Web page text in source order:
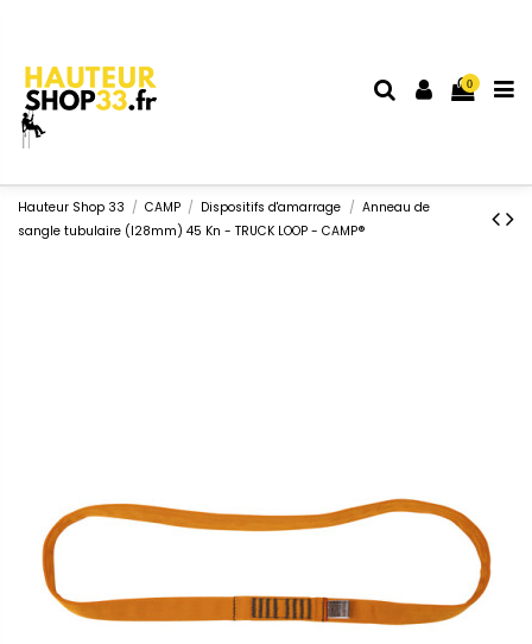
0
Hauteur Shop 33 CAMP Dispositifs d'amarrage
Anneau de
sangle tubulaire (l28mm) 45 Kn - TRUCK LOOP - CAMP®